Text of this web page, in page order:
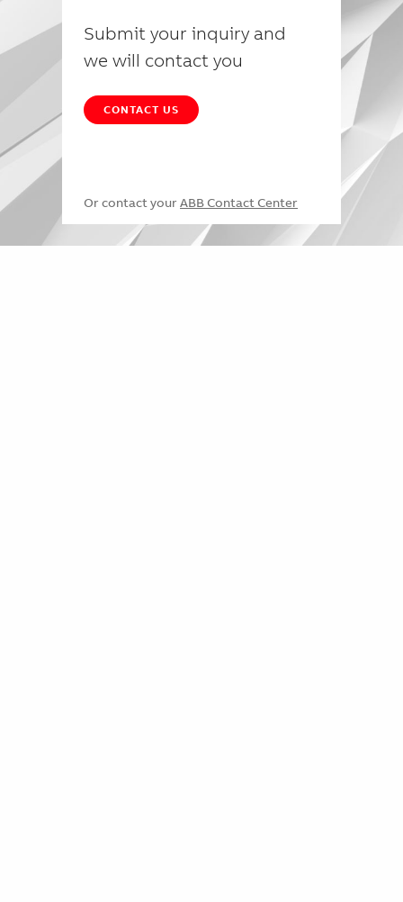
Submit your inquiry and
we will contact you
CONTACT US
Or contact your ABB Contact Center